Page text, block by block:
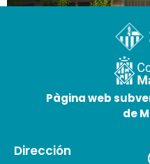
Pàgina web
de
Dirección